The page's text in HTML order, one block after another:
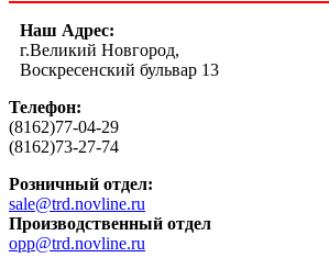
Наш Адрес:
г.Великий Новгород,
Воскресенский бульвар 13
Телефон:
(8162)77-04-29
(8162)73-27-74
Розничный отдел:
sale@trd.novline.ru
Производственный отдел
opp@trd.novline.ru